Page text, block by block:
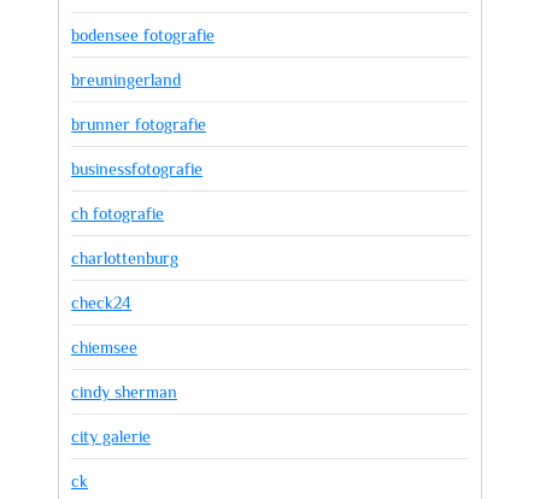
bodensee fotografie
breuningerland
brunner fotografie
businessfotografie
ch fotografie
charlottenburg
check24
chiemsee
cindy sherman
city galerie
ck